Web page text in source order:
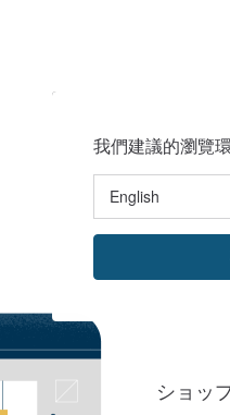
ショッ
我們建議的瀏覽